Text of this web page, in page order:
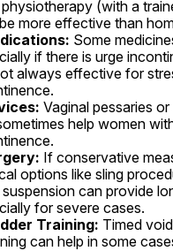
(with a
more effective than
Some
if there is urge
always effective for
Vaginal pessaries
help women
If conservative
options like sling
can provide
for severe cases.
Training: Timed
can help in some